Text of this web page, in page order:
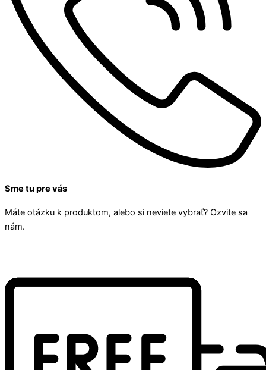
Sme tu pre vás
Máte otázku k produktom, alebo si neviete vybrať? Ozvite sa
nám.